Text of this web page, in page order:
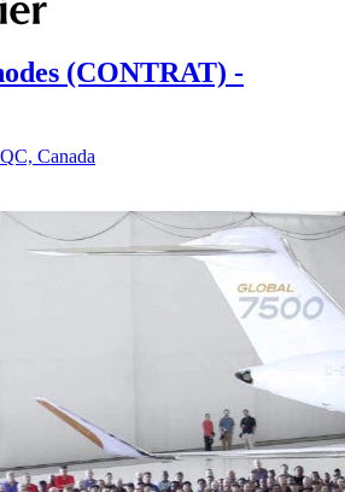
(CONTRAT) -
Canada